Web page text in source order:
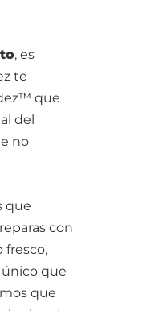
, es
te
que
del
no
que
con
fresco,
único que
que